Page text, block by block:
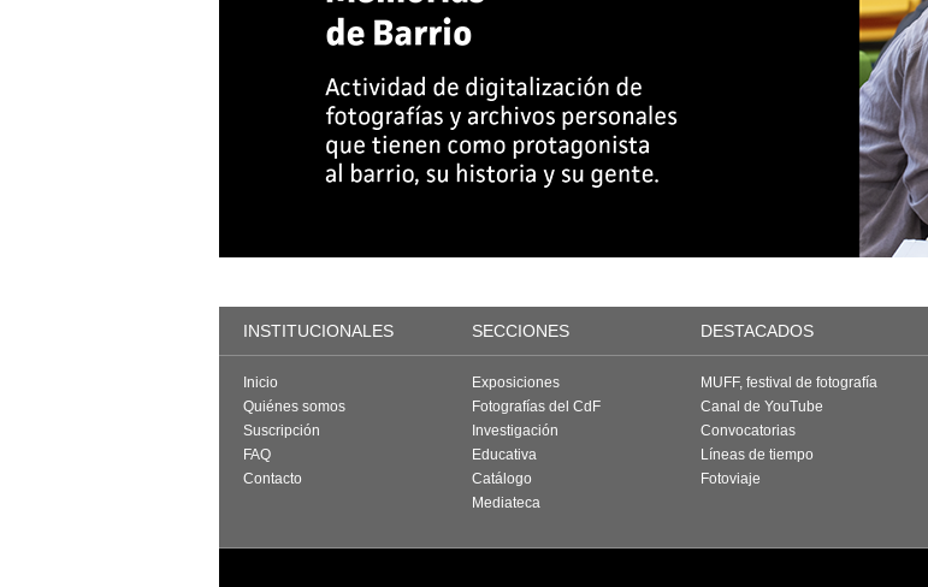
INSTITUCIONALES SECCIONES DESTACADOS
Inicio
Quiénes somos
Suscripción
FAQ
Contacto
Exposiciones
Fotografías del CdF
Investigación
Educativa
Catálogo
Mediateca
MUFF, festival de fotografía
Canal de YouTube
Convocatorias
Líneas de tiempo
Fotoviaje